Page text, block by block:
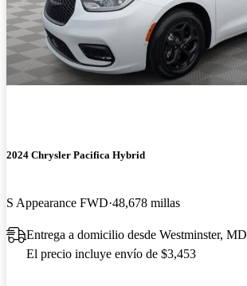
2024 Chrysler Pacifica Hybrid
S Appearance FWD 48,678 millas
Entrega a domicilio desde Westminster, MD
El precio incluye envío de $3,453